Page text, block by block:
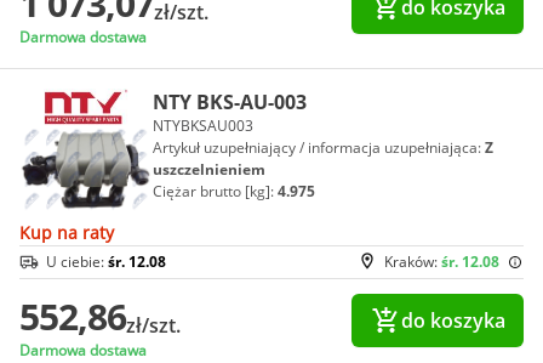
zł/szt.
Darmowa dostawa
do koszyka
NTY BKS-AU-003
NTYBKSAU003
Artykuł uzupełniający / informacja uzupełniająca:Z
uszczelnieniem
Ciężar brutto [kg]:4.975
Kup na raty
Kraków:śr. 12.08
U ciebie:śr. 12.08
552,86zł/szt.
Darmowa dostawa
do koszyka